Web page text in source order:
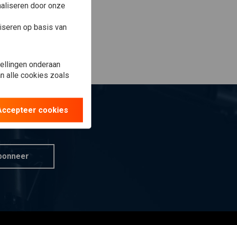
door onze
op basis van
onderaan
alle cookies zoals
cookies